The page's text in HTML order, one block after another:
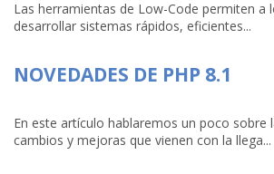
Las herramientas de Low-Code permiten a
desarrollar sistemas rápidos, eficientes...
NOVEDADES DE PHP 8.1
En este artículo hablaremos un poco sobre
cambios y mejoras que vienen con la llega...